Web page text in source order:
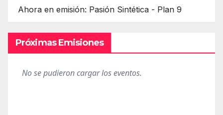
Ahora en emisión: Pasión Sintética - Plan 9
Próximas Emisiones